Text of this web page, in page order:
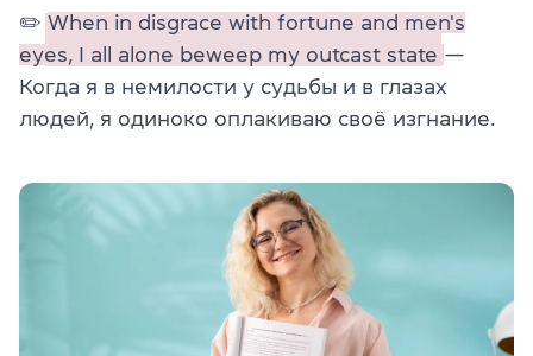
✏️ When in disgrace with fortune and men's
eyes, I all alone beweep my outcast state —
Когда я в немилости у судьбы и в глазах
людей, я одиноко оплакиваю своё изгнание.